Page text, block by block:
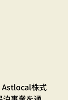
Astlocal株式